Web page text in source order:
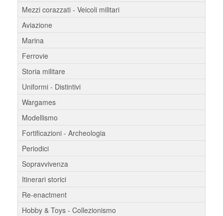
Mezzi corazzati - Veicoli militari
Aviazione
Marina
Ferrovie
Storia militare
Uniformi - Distintivi
Wargames
Modellismo
Fortificazioni - Archeologia
Periodici
Sopravvivenza
Itinerari storici
Re-enactment
Hobby & Toys - Collezionismo